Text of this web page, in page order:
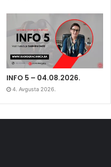
INFO 5 – 04.08.2026.
4. Avgusta 2026.